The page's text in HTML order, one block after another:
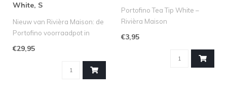
White, S
Nieuw van Rivièra Maison: de
Portofino voorraadpot in
€29,95
Portofino Tea Tip White –
Rivièra Maison
€3,95